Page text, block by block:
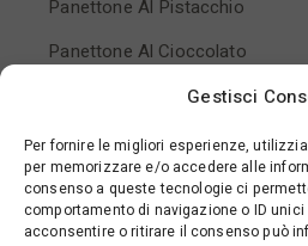
Gestisci
Per fornire le migliori esperienze,
per memorizzare e/o accedere alle
consenso a queste tecnologie ci
comportamento di navigazione o ID
acconsentire o ritirare il consenso può
Panettone Al Pistacchio
Panettone Al Cioccolato
Panettone Pera E Cioccolato
Panettone Mandorlato
Panettone Ai Frutti Di Bosco